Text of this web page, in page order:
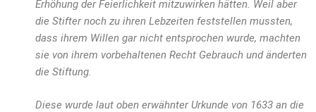
Erhöhung der Feierlichkeit mitzuwirken hätten. Weil aber
die Stifter noch zu ihren Lebzeiten feststellen mussten,
dass ihrem Willen gar nicht entsprochen wurde, machten
sie von ihrem vorbehaltenen Recht Gebrauch und änderten
die Stiftung.
Diese wurde laut oben erwähnter Urkunde von 1633 an die